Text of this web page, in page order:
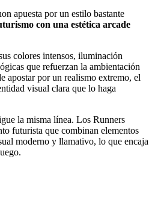
apuesta por un estilo bastante
con una estética arcade
colores intensos, iluminación
que refuerzan la ambientación
apostar por un realismo extremo, el
visual clara que lo haga
la misma línea. Los Runners
futurista que combinan elementos
moderno y llamativo, lo que encaja